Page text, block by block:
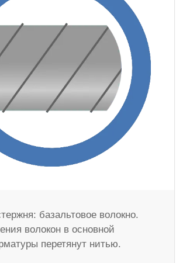
базальтовое волокно.
волокон в основной
перетянут нитью.